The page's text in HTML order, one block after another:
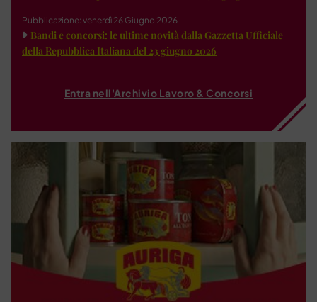
Pubblicazione: venerdì 26 Giugno 2026
Bandi e concorsi: le ultime novità dalla Gazzetta Ufficiale
della Repubblica Italiana del 23 giugno 2026
Entra nell'Archivio Lavoro & Concorsi